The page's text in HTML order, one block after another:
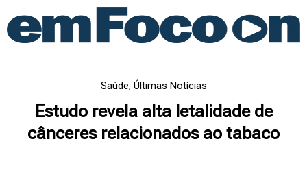
para
Saúde, Últimas Notícias
Estudo revela alta letalidade de
cânceres relacionados ao tabaco